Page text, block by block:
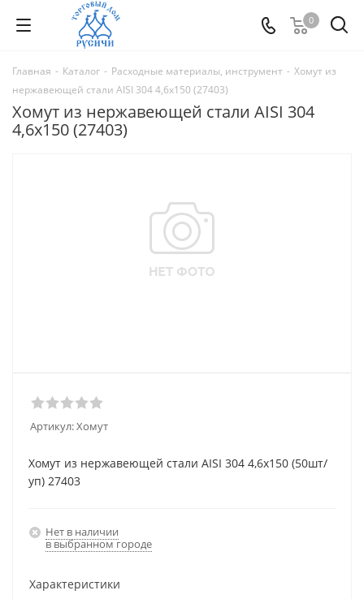
0
Главная - Каталог - Расходные материалы, инструмент - Хомут из
нержавеющей стали AISI 304 4,6х150 (27403)
Хомут из нержавеющей стали AISI 304
4,6х150 (27403)
Артикул:Хомут
Хомут из нержавеющей стали AISI 304 4,6х150 (50шт/
уп) 27403
Нет в наличии
в выбранном городе
Характеристики